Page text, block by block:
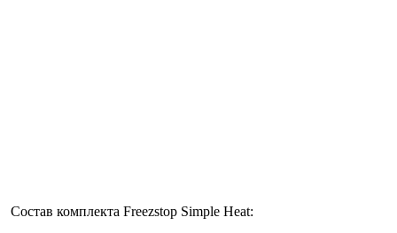
Состав комплекта Freezstop Simple Heat: